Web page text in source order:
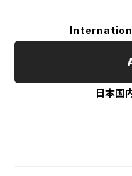
日本国